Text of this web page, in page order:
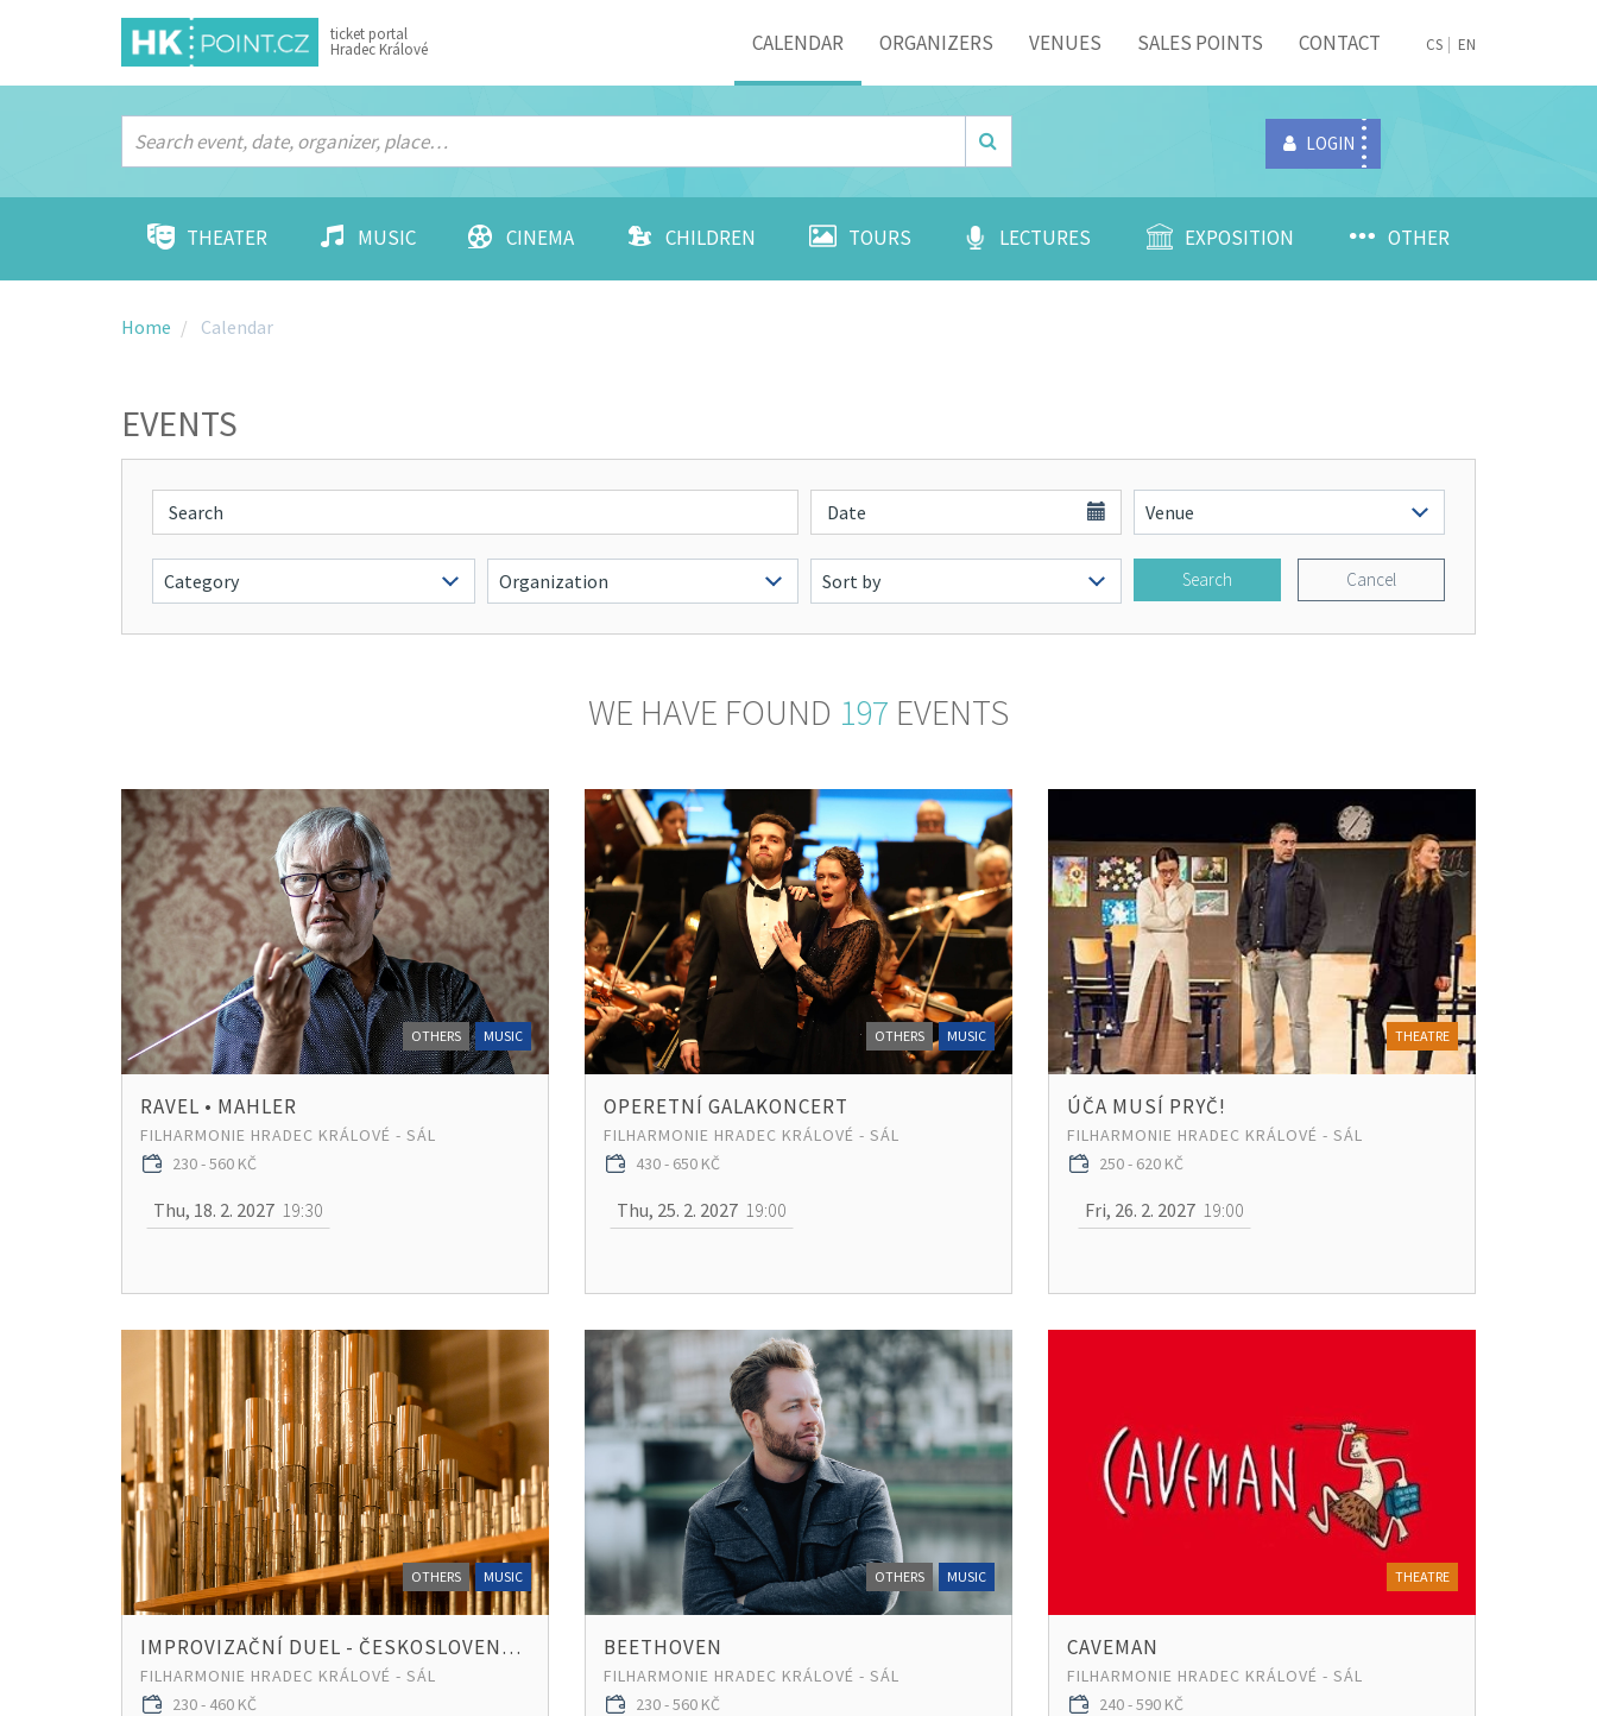
ticket portal
Hradec Králové
Menu
CALENDAR ORGANIZERS VENUES SALES POINTS CONTACT
LOGIN
CS EN
THEATER MUSIC CINEMA CHILDREN TOURS LECTURES EXPOSITION OTHER
Home Calendar
EVENTS
Search Cancel
WE HAVE FOUND 197 EVENTS
OTHERS MUSIC
RAVEL • MAHLER
FILHARMONIE HRADEC KRÁLOVÉ - SÁL
230 - 560 KČ
Thu, 18. 2. 2027 19:30
OTHERS MUSIC
OPERETNÍ GALAKONCERT
FILHARMONIE HRADEC KRÁLOVÉ - SÁL
430 - 650 KČ
Thu, 25. 2. 2027 19:00
THEATRE
ÚČA MUSÍ PRYČ!
FILHARMONIE HRADEC KRÁLOVÉ - SÁL
250 - 620 KČ
Fri, 26. 2. 2027 19:00
OTHERS MUSIC
IMPROVIZAČNÍ DUEL - ČESKOSLOVENSKÝ
FILHARMONIE HRADEC KRÁLOVÉ - SÁL
230 - 460 KČ
OTHERS MUSIC
BEETHOVEN
FILHARMONIE HRADEC KRÁLOVÉ - SÁL
230 - 560 KČ
THEATRE
CAVEMAN
FILHARMONIE HRADEC KRÁLOVÉ - SÁL
240 - 590 KČ